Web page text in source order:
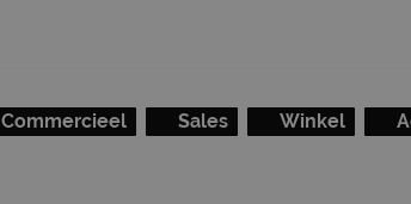
Commercieel Sales Winkel